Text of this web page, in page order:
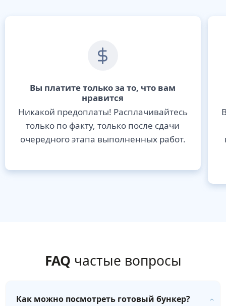
Вы платите только за то, что вам
нравится
Никакой предоплаты! Расплачивайтесь
только по факту, только после сдачи
очередного этапа выполненных работ.
FAQ частые вопросы
Как можно посмотреть готовый бункер?